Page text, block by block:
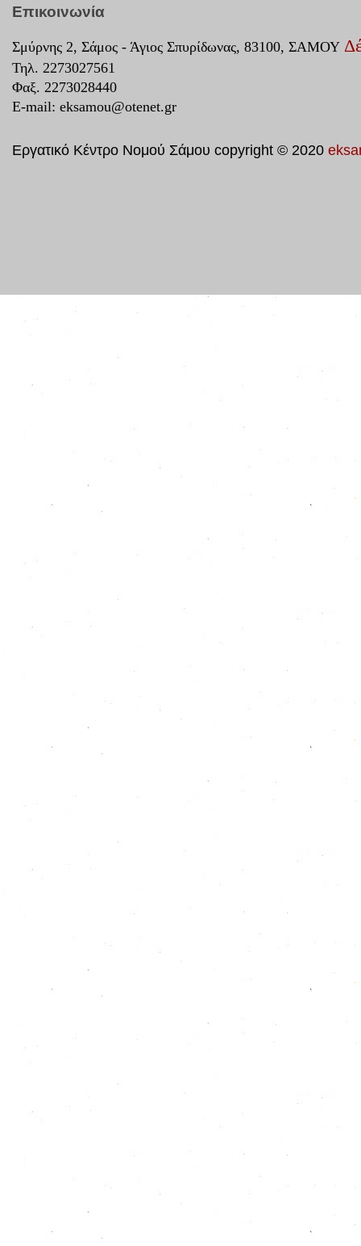
Επικοινωνία
Σμύρνης 2, Σάμος - Άγιος Σπυρίδωνας, 83100, ΣΑΜΟΥ
Τηλ. 2273027561
Φαξ. 2273028440
E-mail: eksamou@otenet.gr
Εργατικό Κέντρο Νομού Σάμου copyright © 2020